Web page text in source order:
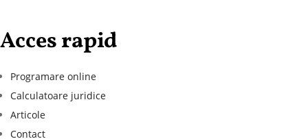
Acces rapid
Programare online
Calculatoare juridice
Articole
Contact